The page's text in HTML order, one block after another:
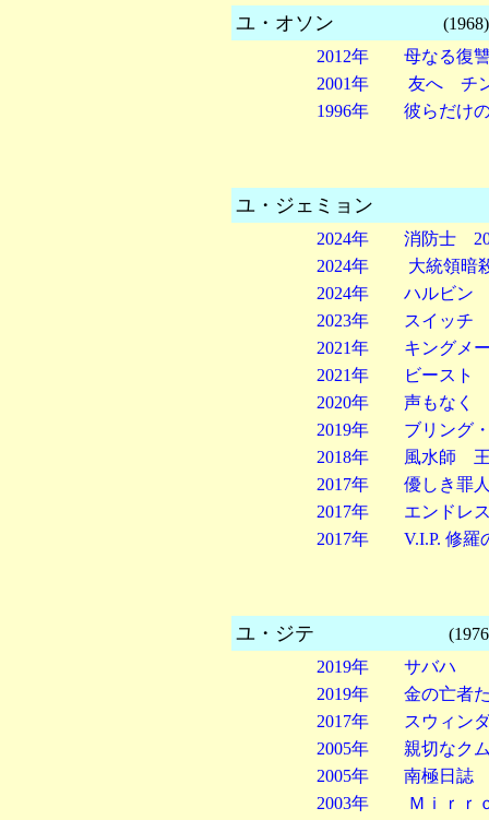
ユ・オソン
(1968)
2012年 母なる
2001年 友へ チ
1996年 彼らだ
ユ・ジェミョン
2024年 消防士
2024年 大統領暗
2024年 ハルビ
2023年 スイッチ
2021年 キングメ
2021年 ビースト
2020年 声もなく
2019年 ブリング
2018年 風水師 王
2017年 優しき罪人
2017年 エンドレ
2017年 V.I.P. 修羅
ユ・ジテ
(1976)
2019年 サバハ
2019年 金の亡者
2017年 スウィンダ
2005年 親切なクム
2005年 南極
2003年 Ｍｉｒ